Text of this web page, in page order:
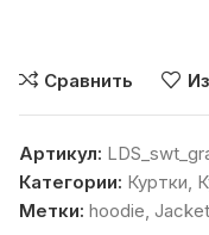
Сравнить
Артикул:
Категории: Куртки
Метки: hoodie Jacket